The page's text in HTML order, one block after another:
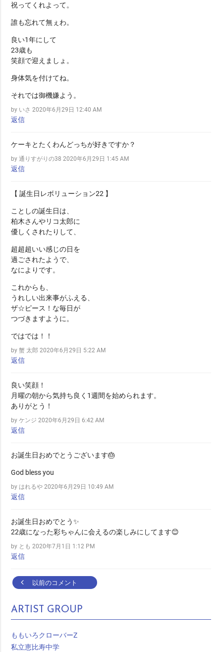
祝ってくれよって。
誰も忘れて無ぇわ。
良い1年にして
23歳も
笑顔で迎えましょ。
身体気を付けてね。
それでは御機嫌よう。
by いさ 2020年6月29日 12:40 AM
返信
ケーキとたくわんどっちが好きですか？
by 通りすがりの38 2020年6月29日 1:45 AM
返信
【 誕生日レボリューション22 】
ことしの誕生日は、
柏木さんやリコ太郎に
優しくされたりして、
超超超いい感じの日を
過ごされたようで、
なによりです。
これからも、
うれしい出来事がふえる、
ザ☆ピース！な毎日が
つづきますように。
ではでは！！
by 蟹 太郎 2020年6月29日 5:22 AM
返信
良い笑顔！
月曜の朝から気持ち良く1週間を始められます。
ありがとう！
by ケンジ 2020年6月29日 6:42 AM
返信
お誕生日おめでとうございます🎂
God bless you
by はれるや 2020年6月29日 10:49 AM
返信
お誕生日おめでとう✨
22歳になった彩ちゃんに会えるの楽しみにしてます😊
by とも 2020年7月1日 1:12 PM
返信
Comment
navigation
以前のコメント
ARTIST GROUP
ももいろクローバーZ
私立恵比寿中学